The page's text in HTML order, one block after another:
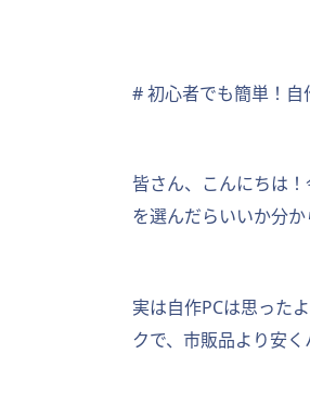
# 初心者でも簡単！自
皆さん、こんにちは
を選んだらいいか分
実は自作PCは思った
クで、市販品より安